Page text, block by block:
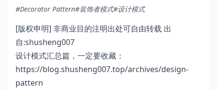
#Decorator Pattern#装饰者模式#设计模式
[版权申明] 非商业目的注明出处可自由转载 出
自:shusheng007
设计模式汇总篇，一定要收藏：
https://blog.shusheng007.top/archives/design-
pattern